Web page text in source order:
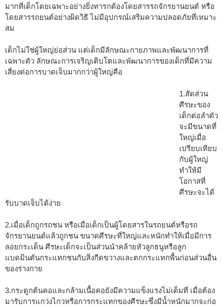
มากที่เด็กโดยเฉพาะอย่างยิ่งทารกต้องโดยสารรถจักรยานยนต์ หรือ
โดยสารรถยนต์อย่างผิดวิธี ไม่มีอุปกรณ์เสริมความปลอดภัยที่เหมาะ
สม
เด็กไม่ใช่ผู้ใหญ่ย่อส่วน แต่เด็กมีลักษณะกายภาพและพัฒนาการที่
เฉพาะตัว ลักษณะการเจริญเติบโตและพัฒนาการของเด็กที่มีความ
เสี่ยงต่อการบาดเจ็บมากกว่าผู้ใหญ่คือ
1.สัดส่วน
ศีรษะของ
เด็กต่อลำตัว
จะมีขนาดที่
ใหญ่เมื่อ
เปรียบเทียบ
กับผู้ใหญ่
ทำให้มี
โอกาสที่
ศีรษะจะได้
รับบาดเจ็บได้ง่าย
2.เมื่อเด็กถูกรถชน หรือเมื่อเด็กเป็นผู้โดยสารในรถยนต์หรือรถ
จักรยานยนต์แล้วถูกชน ขนาดศีรษะที่ใหญ่และหนักทำให้เมื่อมีการ
ลอยกระเด็น ศีรษะเด็กจะเป็นส่วนนำคล้ายหัวลูกธนูหรือลูก
แบดมินตันกระแทกชนกับสิ่งกีดขวางและตกกระแทกพื้นก่อนส่วนอื่น
ของร่างกาย
3.กระดูกต้นคอและกล้ามเนื้อคอยังมีความแข็งแรงไม่เต็มที่ เมื่อต้อง
มารับการแกว่งไกวหรือการกระแทกของศีรษะซึ่งมีน้ำหนักมากจะก่อ